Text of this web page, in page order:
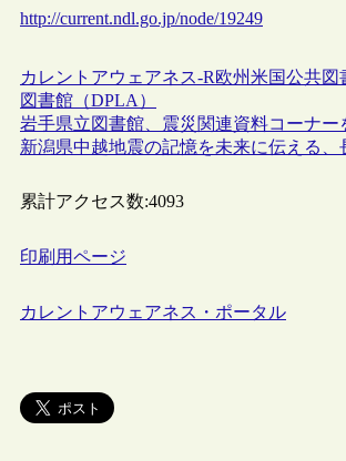
http://current.ndl.go.jp/node/19249
カレントアウェアネス-R欧州米国公共図
図書館（DPLA）
岩手県立図書館、震災関連資料コーナー
新潟県中越地震の記憶を未来に伝える
累計アクセス数:4093
印刷用ページ
カレントアウェアネス・ポータル